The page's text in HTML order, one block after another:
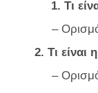
1. Τι
–
2. Τι είναι
–